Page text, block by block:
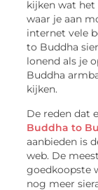
kijken wat het
waar je aan
internet vele
to Buddha
lonend als je
Buddha
kijken.
De reden dat
Buddha to
aanbieden is
web. De
goedkoopste
nog meer